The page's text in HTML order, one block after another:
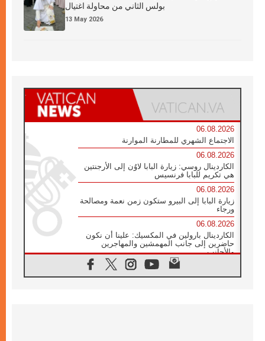
بولس الثاني من محاولة اغتيال
13 May 2026
06.08.2026
الاجتماع الشهري للمطارنة الموارنة
06.08.2026
الكاردينال روسي: زيارة البابا لاوُن إلى الأرجنتين
هي تكريم للبابا فرنسيس
06.08.2026
زيارة البابا إلى البيرو ستكون زمن نعمة ومصالحة
ورجاء
06.08.2026
الكاردينال بارولين في المكسيك: علينا أن نكون
حاضرين إلى جانب المهمشين والمهاجرين
والأجانب
البابا لاوُن الرابع عشر للشباب في أسيزي: